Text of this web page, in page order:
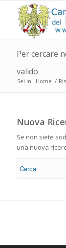
Per cercare
valido
Sei in: Home /
Nuova
Se non siete
una nuova